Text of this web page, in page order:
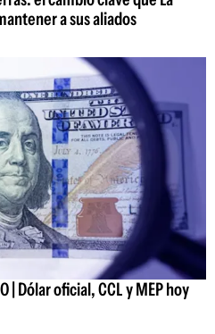
a sus aliados
| Dólar oficial, CCL y MEP hoy